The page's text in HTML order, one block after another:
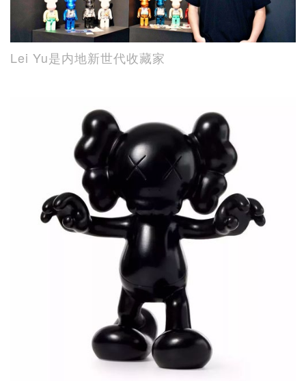
Lei Yu是内地新世代收藏家